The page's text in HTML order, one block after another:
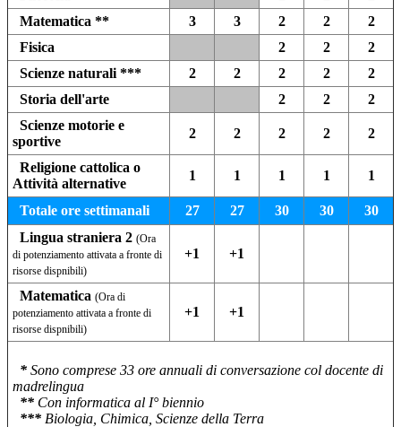
Matematica **
3 3 2 2
2
Fisica
2 2
2
Scienze naturali ***
2 2 2 2
2
Storia dell'arte
2 2
2
Scienze motorie e
sportive
2 2 2 2 2
Religione cattolica o
Attività alternative
1 1 1 1 1
Totale ore settimanali 27 27 30 30
30
Lingua straniera 2 (Ora
di potenziamento attivata a fronte di
risorse dispnibili)
+1 +1
Matematica (Ora di
potenziamento attivata a fronte di
risorse dispnibili)
+1 +1
* Sono comprese 33 ore annuali di conversazione col docente di
madrelingua
** Con informatica al I° biennio
*** Biologia, Chimica, Scienze della Terra